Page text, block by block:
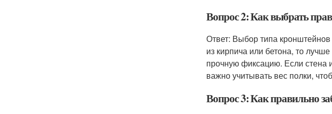
Вопрос 2: Как выбрать
Ответ: Выбор типа кронштейнов
из кирпича или бетона, то
прочную фиксацию. Если стена
важно учитывать вес полки,
Вопрос 3: Как правильно